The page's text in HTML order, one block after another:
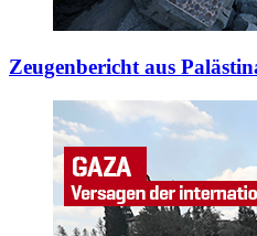
Zeugenbericht aus